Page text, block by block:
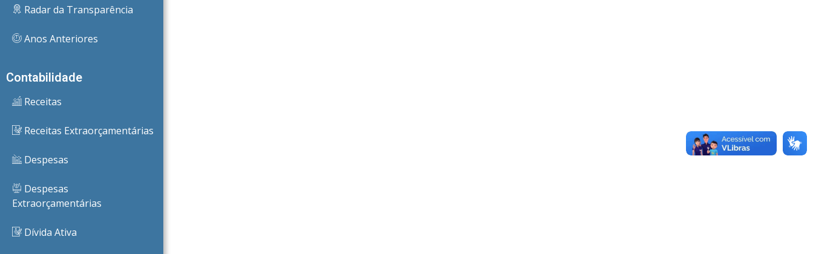
Radar da Transparência
Anos Anteriores
Contabilidade
Receitas
Receitas Extraorçamentárias
Despesas
Despesas
Extraorçamentárias
Dívida Ativa